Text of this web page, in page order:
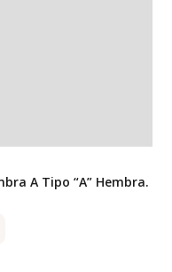
A Tipo “A” Hembra.